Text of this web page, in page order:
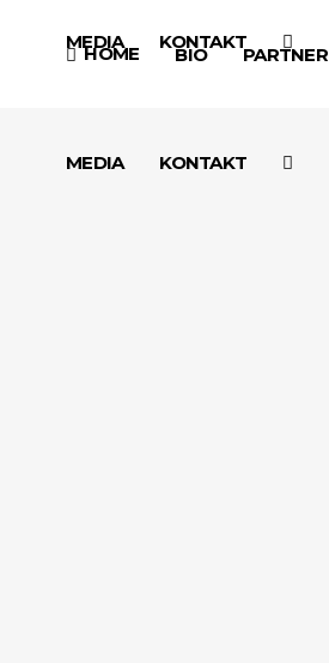
HOME BIO PARTNER
MEDIA KONTAKT
MEDIA KONTAKT